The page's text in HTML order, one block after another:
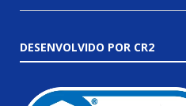
DESENVOLVIDO POR CR2